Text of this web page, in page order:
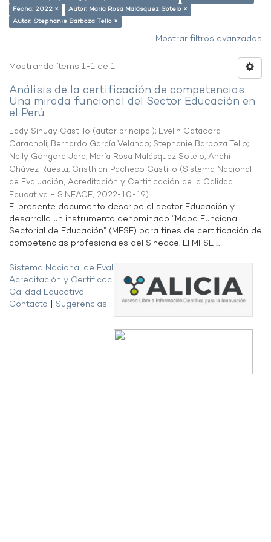
Fecha: 2022 ×
Autor: María Rosa Malásquez Sotelo ×
Autor: Stephanie Barboza Tello ×
Mostrar filtros avanzados
Mostrando ítems 1-1 de 1
Análisis de la certificación de competencias:
Una mirada funcional del Sector Educación en
el Perú
Lady Sihuay Castillo (autor principal); Evelin Catacora
Caracholi; Bernardo García Velando; Stephanie Barboza Tello;
Nelly Góngora Jara; María Rosa Malásquez Sotelo; Anahí
Chávez Ruesta; Cristhian Pacheco Castillo (Sistema Nacional
de Evaluación, Acreditación y Certificación de la Calidad
Educativa - SINEACE, 2022-10-19)
El presente documento describe al sector Educación y
desarrolla un instrumento denominado “Mapa Funcional
Sectorial de Educación” (MFSE) para fines de certificación de
competencias profesionales del Sineace. El MFSE ...
Sistema Nacional de Evaluación,
Acreditación y Certificación de la
Calidad Educativa
Contacto
Sugerencias